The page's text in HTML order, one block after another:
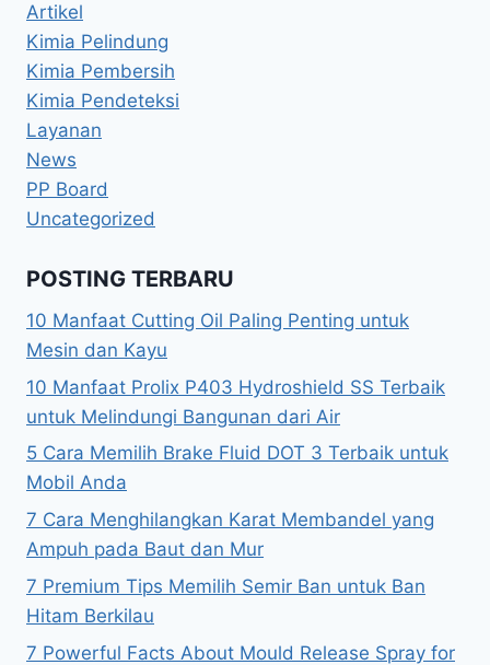
Artikel
Kimia Pelindung
Kimia Pembersih
Kimia Pendeteksi
Layanan
News
PP Board
Uncategorized
POSTING TERBARU
10 Manfaat Cutting Oil Paling Penting untuk
Mesin dan Kayu
10 Manfaat Prolix P403 Hydroshield SS Terbaik
untuk Melindungi Bangunan dari Air
5 Cara Memilih Brake Fluid DOT 3 Terbaik untuk
Mobil Anda
7 Cara Menghilangkan Karat Membandel yang
Ampuh pada Baut dan Mur
7 Premium Tips Memilih Semir Ban untuk Ban
Hitam Berkilau
7 Powerful Facts About Mould Release Spray for